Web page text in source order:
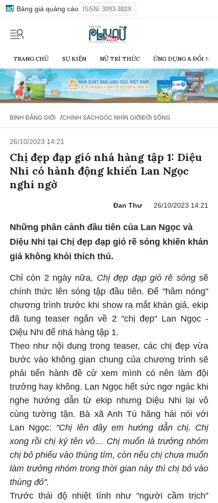
Bảng giá quảng cáo ISSN: 3093-382X
TRANG CHỦ SỰ KIỆN NỮ TRÍ THỨC ỨNG DỤNG & ĐỔI
BÌNH ĐẲNG GIỚI /CHÍNH SÁCHGÓC NHÌN GIỚIĐỜI SỐNG
26/10/2023 14:21
Chị đẹp đạp gió nhá hàng tập 1: Diệu
Nhi có hành động khiến Lan Ngọc
nghi ngờ
Đan Thư 26/10/2023 14:21
Những phân cảnh đầu tiên của Lan Ngọc và
Diệu Nhi tại Chị đẹp đạp gió rẽ sóng khiến khán
giả không khỏi thích thú.
Chỉ còn 2 ngày nữa, Chị đẹp đạp gió rẽ sóngsẽ
chính thức lên sóng tập đầu tiên. Để "hâm nóng"
chương trình trước khi show ra mắt khán giả, ekip
đã tung teaser ngắn về 2 "chị đẹp" Lan Ngọc -
Diệu Nhi để nhá hàng tập 1.
Theo như nội dung trong teaser, các chị đẹp vừa
bước vào không gian chung của chương trình sẽ
phải tiến hành đề cử xem mình có nên làm đội
trưởng hay không. Lan Ngọc hết sức ngơ ngác khi
nghe hướng dẫn từ ekip nhưng Diệu Nhi lại vô
cùng tường tận. Bà xã Anh Tú hăng hái nói với
Lan Ngọc: "Chị lên đây em hướng dẫn chị. Chị
xong rồi chị ký tên vô… Chị muốn là trưởng nhóm
chị bỏ phiếu vào thùng tím, còn nếu chị chưa muốn
làm trưởng nhóm trong thời gian này thì chị bỏ vào
thùng đỏ".
Trước thái độ nhiệt tình như "người cầm trịch"